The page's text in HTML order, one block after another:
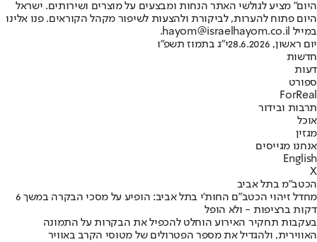
היום" מציע לגולשי האתר הנחות ומבצעים על מוצרים ושירותים. ישראל
היום פתוח להערות, לביקורת ולהצעות לשיפור מקהל הקוראים. פנו אלינו
במייל hayom@israelhayom.co.il.
יום ראשון, 28.6.2026
י"ג בתמוז תשפ"ו
חדשות
דעות
ספורט
ForReal
תרבות ובידור
אוכל
מגזין
אנחנו מגייסים
English
X
הכטב"מ בתל אביב
מחדל זיהוי הכטב"ם החות'י בתל אביב: הופיע על מסכי הבקרה במשך 6
דקות ברציפות - ולא הופל
בעקבות תחקיר האירוע הוחלט להכפיל את הבקרות על התמונה
האווירית, ולהגדיל את מספר הפטרולים של מטוסי הקרב באוויר